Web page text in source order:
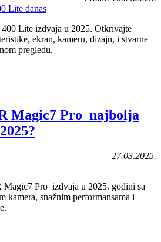
Lite izdvaja u 2025. Otkrivajte
ekran, kameru, dizajn, i stvarne
pregledu.
Magic7 Pro najbolja
27.03.2025.
Magic7 Pro izdvaja u 2025. godini sa
kamera, snažnim performansama i